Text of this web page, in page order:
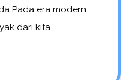
Pada era modern
dari kita…